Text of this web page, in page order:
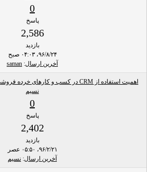
0
پاسخ
2,586
بازدید
۹۶/۸/۲۴، ۰۴:۰۳ صبح
آخرین ارسال:
saman
اهمیت استفاده از CRM در کسب و کارهای خرده فروشی
نسیم
0
پاسخ
2,402
بازدید
۹۶/۲/۲۱، ۰۵:۵۰ عصر
آخرین ارسال: نسیم